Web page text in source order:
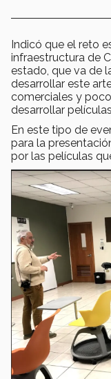
Indicó que el reto
infraestructura de
estado, que va de
desarrollar este
comerciales y
desarrollar
En este tipo de
para la
por las películas